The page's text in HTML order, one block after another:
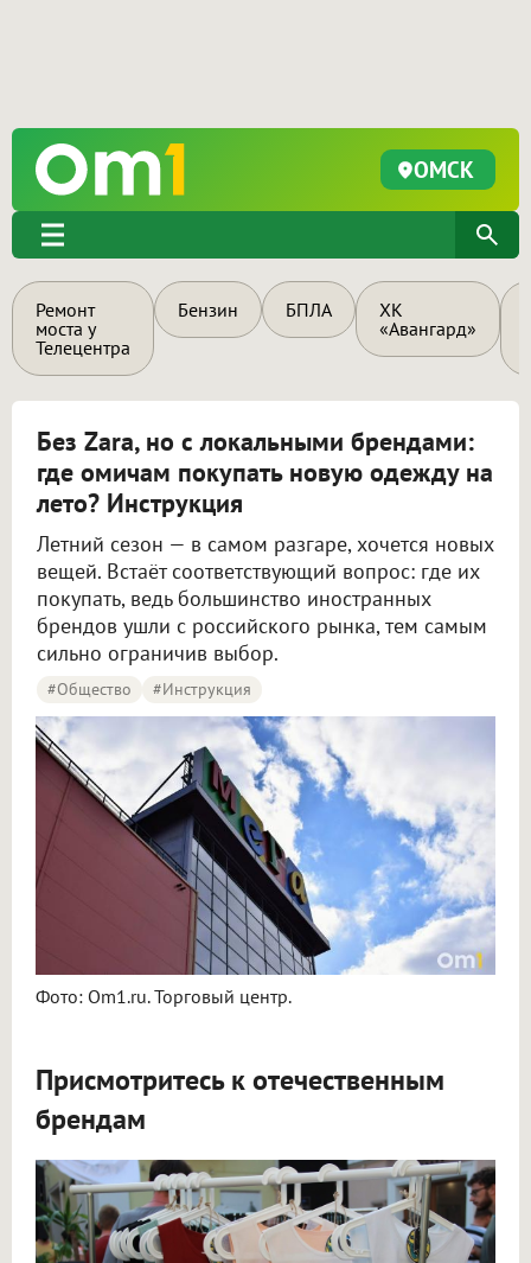
ОМСК
Ремонт
моста у
Телецентра
Бензин БПЛА
ХК
«Авангард»
Без Zara, но с локальными брендами:
где омичам покупать новую одежду на
лето? Инструкция
Летний сезон — в самом разгаре, хочется новых
вещей. Встаёт соответствующий вопрос: где их
покупать, ведь большинство иностранных
брендов ушли с российского рынка, тем самым
сильно ограничив выбор.
#Общество #Инструкция
Фото: Om1.ru. Торговый центр.
Присмотритесь к отечественным
брендам